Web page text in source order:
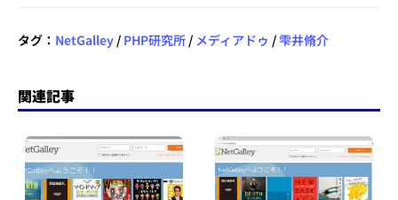
タグ： NetGalley / PHP研究所 / メディアドゥ /雫井脩介
関連記事